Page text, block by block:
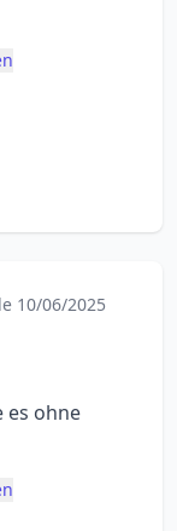
10/06/2025
es ohne